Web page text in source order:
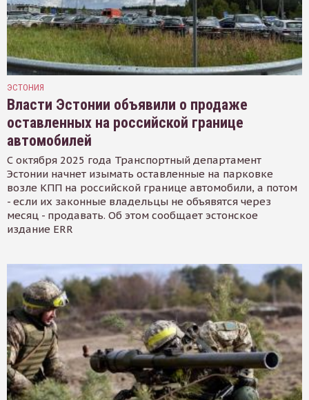
ЭСТОНИЯ
Власти Эстонии объявили о продаже
оставленных на российской границе
автомобилей
С октября 2025 года Транспортный департамент
Эстонии начнет изымать оставленные на парковке
возле КПП на российской границе автомобили, а потом
- если их законные владельцы не объявятся через
месяц - продавать. Об этом сообщает эстонское
издание ERR